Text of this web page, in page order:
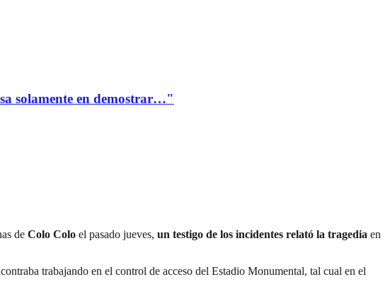
solamente en demostrar…"
de Colo Colo el pasado jueves, un testigo de los incidentes relató la tragedia en
trabajando en el control de acceso del Estadio Monumental, tal cual en el